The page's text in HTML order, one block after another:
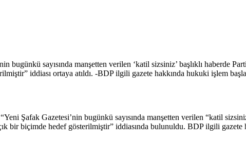
bugünkü sayısında manşetten verilen ‘katil sizsiniz’ başlıklı haberde
iddiası ortaya atıldı. -BDP ilgili gazete hakkında hukuki işlem
Şafak Gazetesi’nin bugünkü sayısında manşetten verilen “katil
bir biçimde hedef gösterilmiştir” iddiasında bulunuldu. BDP ilgili gazete